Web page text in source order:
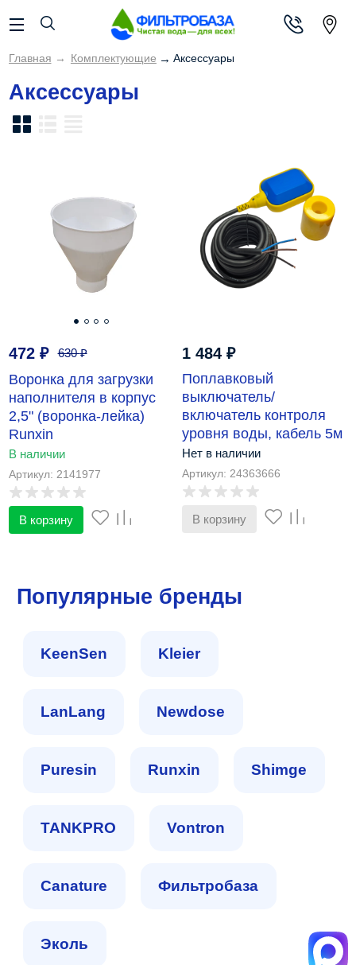
Главная → Комплектующие → Аксессуары
Аксессуары
472 ₽ 630₽
Воронка для загрузки
наполнителя в корпус
2,5" (воронка-лейка)
Runxin
В наличии
Артикул: 2141977
В корзину
1 484 ₽
Поплавковый
выключатель/
включатель контроля
уровня воды, кабель 5м
Нет в наличии
Артикул: 24363666
В корзину
Популярные бренды
KeenSen Kleier
LanLang Newdose
Puresin Runxin Shimge
TANKPRO Vontron
Сanature Фильтробаза
Эколь